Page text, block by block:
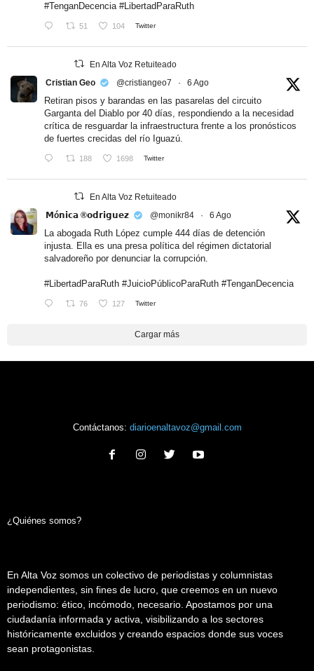
#TenganDecencia #LibertadParaRuth
51 104 Twitter
En Alta Voz Retuiteado
Cristian Geo
@cristiangeo7 · 6 Ago
Retiran pisos y barandas en las pasarelas del circuito
Garganta del Diablo por 40 días, respondiendo a la necesidad
crítica de resguardar la infraestructura frente a los pronósticos
de fuertes crecidas del río Iguazú.
188 1698 Twitter
En Alta Voz Retuiteado
𝗠ó𝗻𝗶𝗰𝗮 ®𝗼𝗱𝗿𝗶𝗴𝘂𝗲𝘇
@monikr84 · 6 Ago
La abogada Ruth López cumple 444 días de detención
injusta. Ella es una presa política del régimen dictatorial
salvadoreño por denunciar la corrupción.
#LibertadParaRuth #JuicioPúblicoParaRuth #TenganDecencia
76 127 Twitter
Cargar más
Contáctanos: diarioenaltavoz@gmail.com
¿Quiénes somos?
En Alta Voz somos un colectivo de periodistas y columnistas
independientes, sin fines de lucro, que creemos en un nuevo
periodismo: ético, incómodo, necesario. Apostamos por una
ciudadanía informada y activa, visibilizando a los sectores
históricamente excluidos y creando espacios donde sus voces
sean protagonistas.